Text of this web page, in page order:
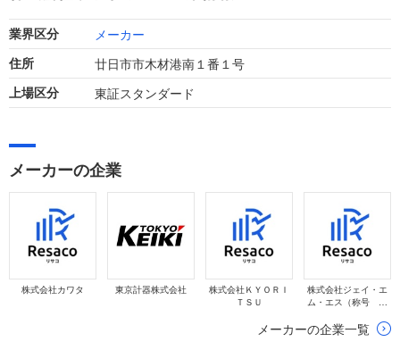
業界区分 メーカー
住所 廿日市市木材港南１番１号
上場区分 東証スタンダード
メーカーの企業
株式会社カワタ 東京計器株式会社
株式会社ＫＹＯＲＩ
ＴＳＵ
株式会社ジェイ・エ
ム・エス（称号 株
メーカーの企業一覧